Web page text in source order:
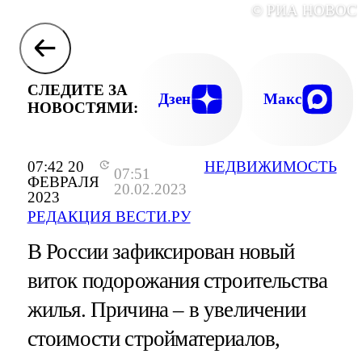
07:42 20
ФЕВРАЛЯ
2023
07:51
20.02.2023
РЕДАКЦИЯ ВЕСТИ.РУ
НЕДВИЖИМОСТЬ
© РИА
СЛЕДИТЕ ЗА
НОВОСТЯМИ:
Дзен Макс
В России зафиксирован новый
виток подорожания строительства
жилья. Причина – в увеличении
стоимости стройматериалов,